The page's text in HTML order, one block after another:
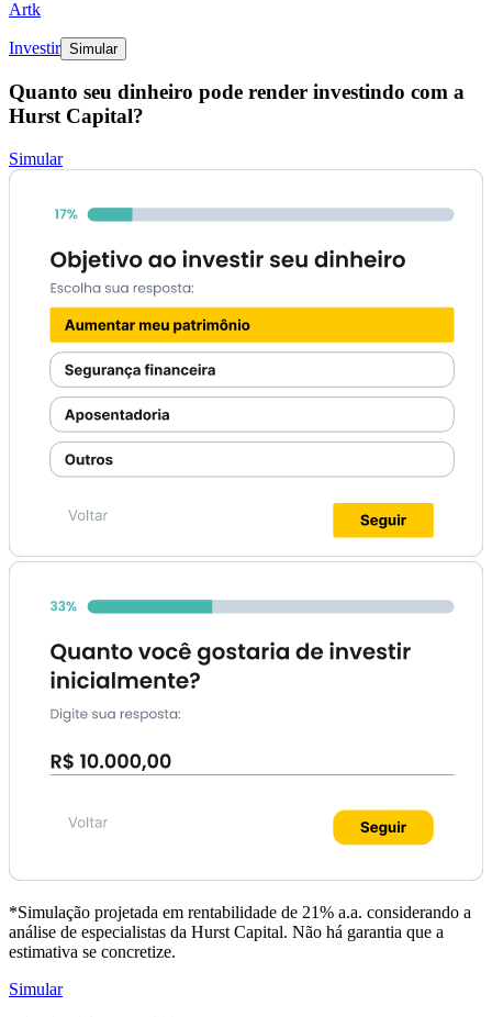
Artk
Investir Simular
Quanto seu dinheiro pode render investindo com a
Hurst Capital?
Simular
*Simulação projetada em rentabilidade de 21% a.a. considerando a
análise de especialistas da Hurst Capital. Não há garantia que a
estimativa se concretize.
Simular